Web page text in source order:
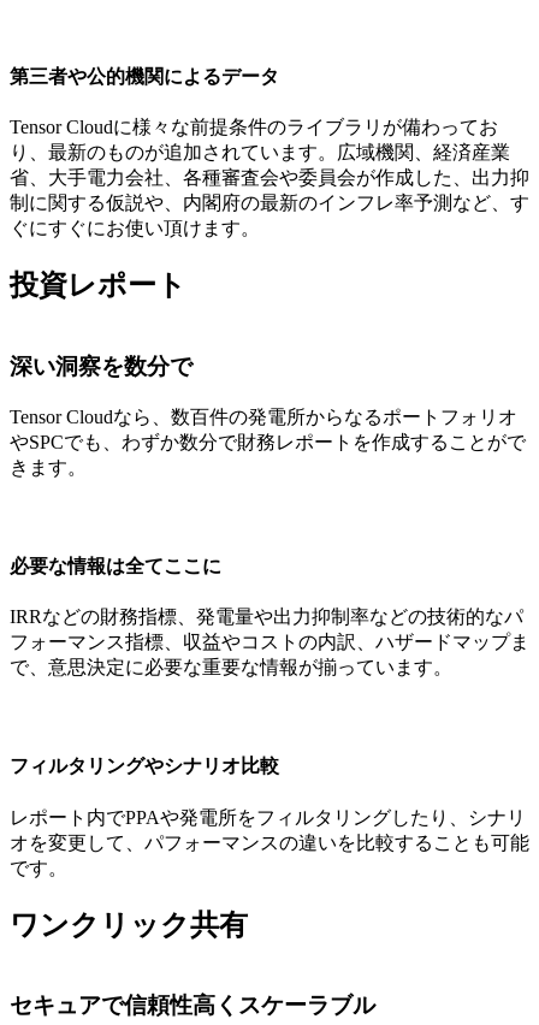
第三者や公的機関によるデータ
Tensor Cloudに様々な前提条件のライブラリが備わってお
り、最新のものが追加されています。広域機関、経済産業
省、大手電力会社、各種審査会や委員会が作成した、出力抑
制に関する仮説や、内閣府の最新のインフレ率予測など、す
ぐにすぐにお使い頂けます。
投資レポート
深い洞察を数分で
Tensor Cloudなら、数百件の発電所からなるポートフォリオ
やSPCでも、わずか数分で財務レポートを作成することがで
きます。
必要な情報は全てここに
IRRなどの財務指標、発電量や出力抑制率などの技術的なパ
フォーマンス指標、収益やコストの内訳、ハザードマップま
で、意思決定に必要な重要な情報が揃っています。
フィルタリングやシナリオ比較
レポート内でPPAや発電所をフィルタリングしたり、シナリ
オを変更して、パフォーマンスの違いを比較することも可能
です。
ワンクリック共有
セキュアで信頼性高くスケーラブル